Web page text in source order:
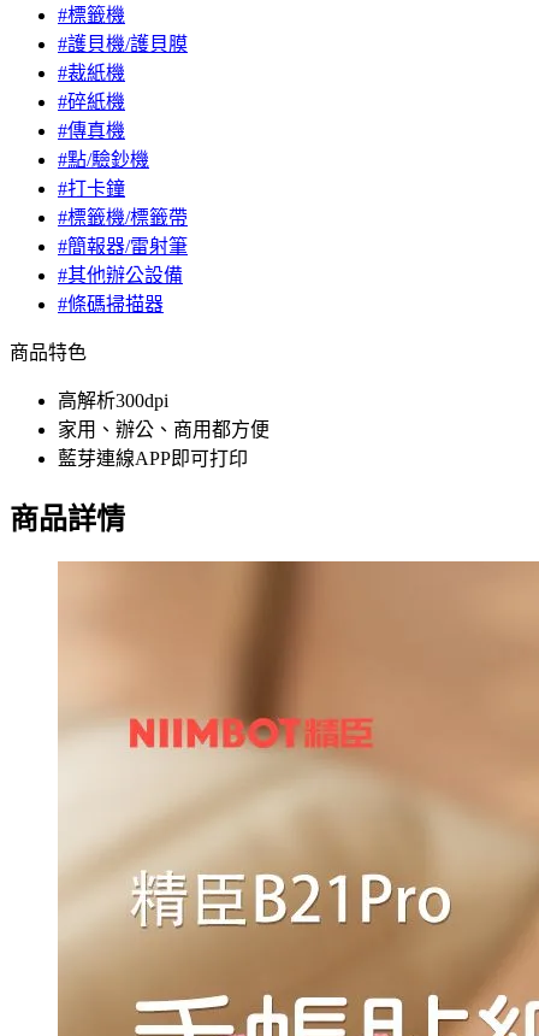
#標籤機
#護貝機/護貝膜
#裁紙機
#碎紙機
#傳真機
#點/驗鈔機
#打卡鐘
#標籤機/標籤帶
#簡報器/雷射筆
#其他辦公設備
#條碼掃描器
商品特色
高解析300dpi
家用、辦公、商用都方便
藍芽連線APP即可打印
商品詳情